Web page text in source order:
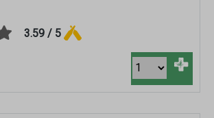
3.59 / 5
+